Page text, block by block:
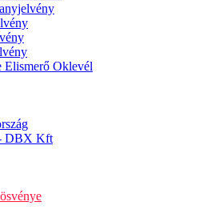
Elismerő Oklevél
- DBX Kft